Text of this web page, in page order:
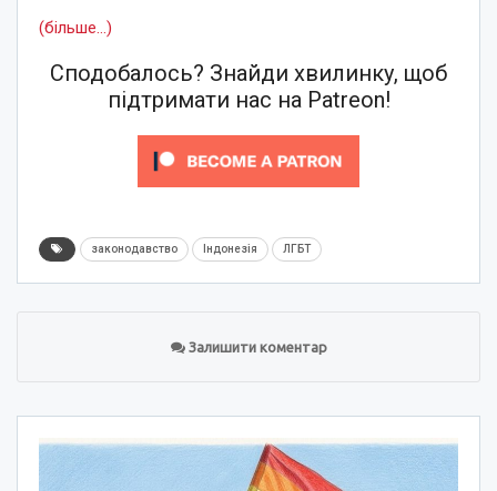
(більше…)
Сподобалось? Знайди хвилинку, щоб
підтримати нас на Patreon!
законодавство Індонезія ЛГБТ
Залишити коментар